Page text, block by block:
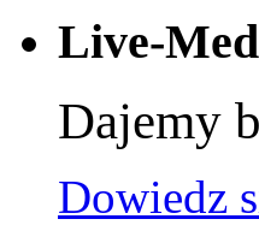
Live-
Dajemy
Dowiedz